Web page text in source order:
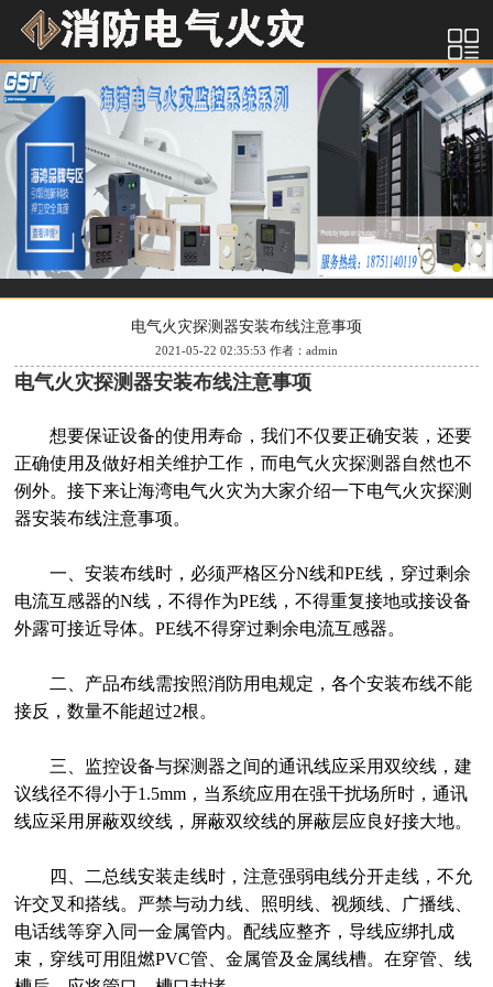
电气火灾探测器安装布线注意事项
2021-05-22 02:35:53 作者：admin
电气火灾探测器安装布线注意事项
想要保证设备的使用寿命，我们不仅要正确安装，还要
正确使用及做好相关维护工作，而电气火灾探测器自然也不
例外。接下来让海湾电气火灾为大家介绍一下电气火灾探测
器安装布线注意事项。
一、安装布线时，必须严格区分N线和PE线，穿过剩余
电流互感器的N线，不得作为PE线，不得重复接地或接设备
外露可接近导体。PE线不得穿过剩余电流互感器。
二、产品布线需按照消防用电规定，各个安装布线不能
接反，数量不能超过2根。
三、监控设备与探测器之间的通讯线应采用双绞线，建
议线径不得小于1.5mm，当系统应用在强干扰场所时，通讯
线应采用屏蔽双绞线，屏蔽双绞线的屏蔽层应良好接大地。
四、二总线安装走线时，注意强弱电线分开走线，不允
许交叉和搭线。严禁与动力线、照明线、视频线、广播线、
电话线等穿入同一金属管内。配线应整齐，导线应绑扎成
束，穿线可用阻燃PVC管、金属管及金属线槽。在穿管、线